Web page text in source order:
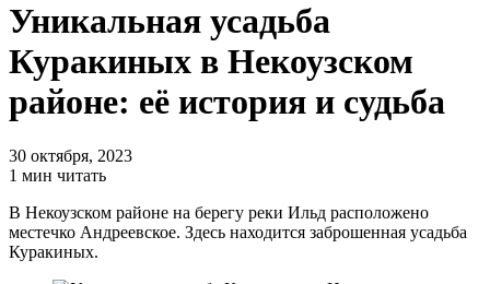
Уникальная усадьба
Куракиных в Некоузском
районе: её история и судьба
30 октября, 2023
1 мин читать
В Некоузском районе на берегу реки Ильд расположено
местечко Андреевское. Здесь находится заброшенная усадьба
Куракиных.